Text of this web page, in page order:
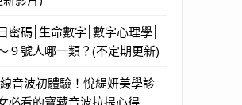
密碼⎮生命數字⎮數字心理學⎮
９號人哪一類？(不定期更新)
線音波初體驗！悅緹妍美學診
必看的寶藏音波拉提心得